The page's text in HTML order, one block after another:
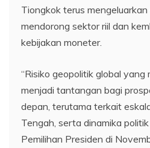
Tiongkok terus mengeluarkan
mendorong sektor riil dan
kebijakan moneter.
“Risiko geopolitik global
menjadi tantangan bagi
depan, terutama terkait
Tengah, serta dinamika
Pemilihan Presiden di